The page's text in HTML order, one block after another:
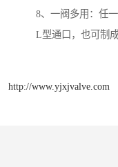
8、一阀多用：任
L型通口，也可制
http://www.yjxjvalve.com